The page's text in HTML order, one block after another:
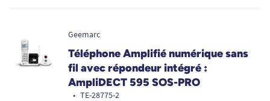
quotidien.
Geemarc
Téléphone Amplifié numérique sans
fil avec répondeur intégré :
AmpliDECT 595 SOS-PRO
• TE-28775-2